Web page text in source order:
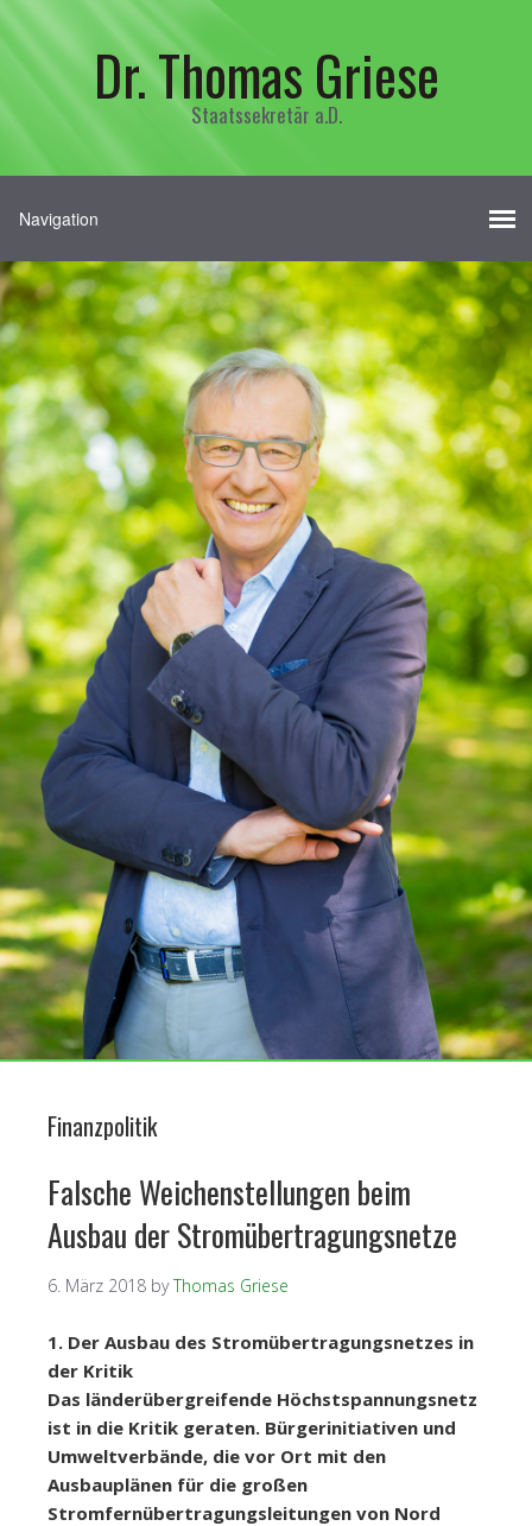
Dr. Thomas Griese
Staatssekretär a.D.
Finanzpolitik
Falsche Weichenstellungen beim
Ausbau der Stromübertragungsnetze
6. März 2018 byThomas Griese
1. Der Ausbau des Stromübertragungsnetzes in
der Kritik
Das länderübergreifende Höchstspannungsnetz
ist in die Kritik geraten. Bürgerinitiativen und
Umweltverbände, die vor Ort mit den
Ausbauplänen für die großen
Stromfernübertragungsleitungen von Nord